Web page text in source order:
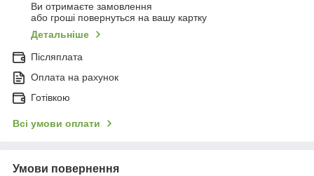
Ви отримаєте замовлення
або гроші повернуться на вашу картку
Детальніше
Післяплата
Оплата на рахунок
Готівкою
Всі умови оплати
Умови повернення